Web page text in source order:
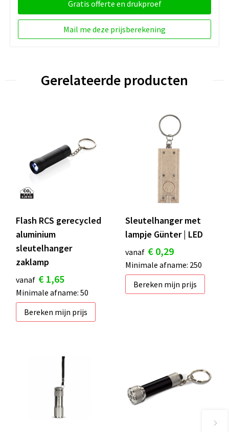
Gratis offerte en drukproef
Mail me deze prijsberekening
Gerelateerde producten
Flash RCS gerecycled
aluminium
sleutelhanger
zaklamp
vanaf € 1,65
Minimale afname: 50
Bereken mijn prijs
Sleutelhanger met
lampje Günter | LED
vanaf € 0,29
Minimale afname: 250
Bereken mijn prijs